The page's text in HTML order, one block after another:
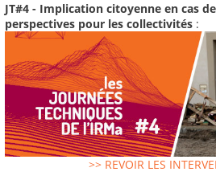
JT#4 - Implication citoyenne en cas
perspectives pour les collectivités :
>> REVOIR LES